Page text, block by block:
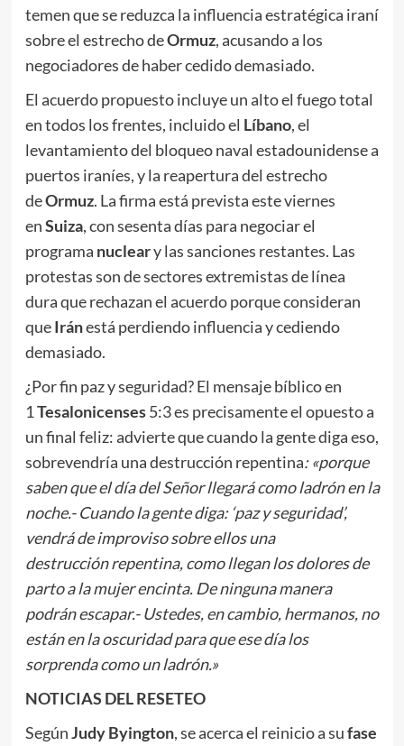
temen que se reduzca la influencia estratégica iraní
sobre el estrecho deOrmuz, acusando a los
negociadores de haber cedido demasiado.
El acuerdo propuesto incluye un alto el fuego total
en todos los frentes, incluido el Líbano, el
levantamiento del bloqueo naval estadounidense a
puertos iraníes, y la reapertura del estrecho
deOrmuz. La firma está prevista este viernes
enSuiza, con sesenta días para negociar el
programa nucleary las sanciones restantes. Las
protestas son de sectores extremistas de línea
dura que rechazan el acuerdo porque consideran
queIránestá perdiendo influencia y cediendo
demasiado.
¿Por fin paz y seguridad? El mensaje bíblico en
1Tesalonicenses5:3 es precisamente el opuesto a
un final feliz: advierte que cuando la gente diga eso,
sobrevendría una destrucción repentina: «porque
saben que el día del Señor llegará como ladrón en la
noche.- Cuando la gentediga: ‘paz y seguridad’,
vendrá de improviso sobre ellosuna
destrucciónrepentina, como llegan los dolores de
parto a la mujerencinta. De ninguna manera
podrán escapar.- Ustedes, en cambio, hermanos, no
están en la oscuridad para que ese día los
sorprenda como un ladrón.»
NOTICIAS DEL RESETEO
SegúnJudy Byington, se acerca el reinicio a sufase